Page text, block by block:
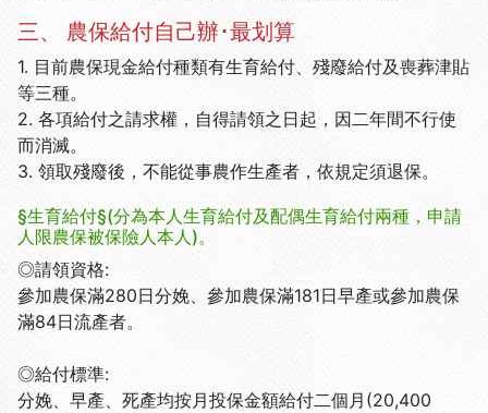
三、 農保給付自己辦･最划算
1. 目前農保現金給付種類有生育給付、殘廢給付及喪葬津貼
等三種。
2. 各項給付之請求權，自得請領之日起，因二年間不行使
而消滅。
3. 領取殘廢後，不能從事農作生產者，依規定須退保。
§生育給付§(分為本人生育給付及配偶生育給付兩種，申請
人限農保被保險人本人)。
◎請領資格:
參加農保滿280日分娩、參加農保滿181日早產或參加農保
滿84日流產者。
◎給付標準:
分娩、早產、死產均按月投保金額給付二個月(20,400